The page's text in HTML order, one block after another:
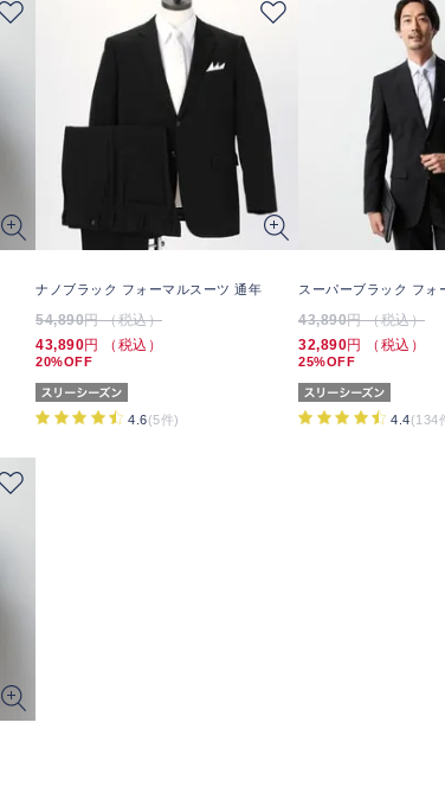
ナノブラック フォーマルスーツ 通年
54,890円 （税込）
43,890円 （税込）
20%OFF
4.6(5件)
スーパーブラック フォ
43,890円 （税込）
32,890円 （税込）
25%OFF
4.4(134